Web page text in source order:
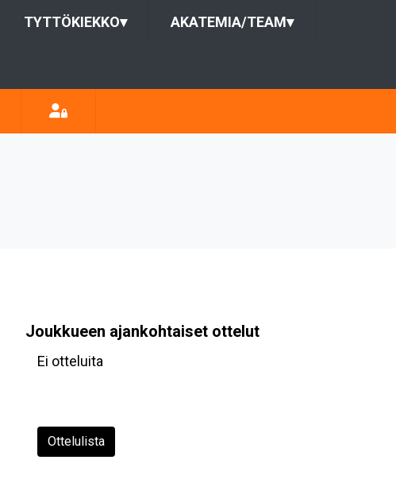
TYTTÖKIEKKO▾ AKATEMIA/TEAM▾
Joukkueen ajankohtaiset ottelut
Ei otteluita
Ottelulista